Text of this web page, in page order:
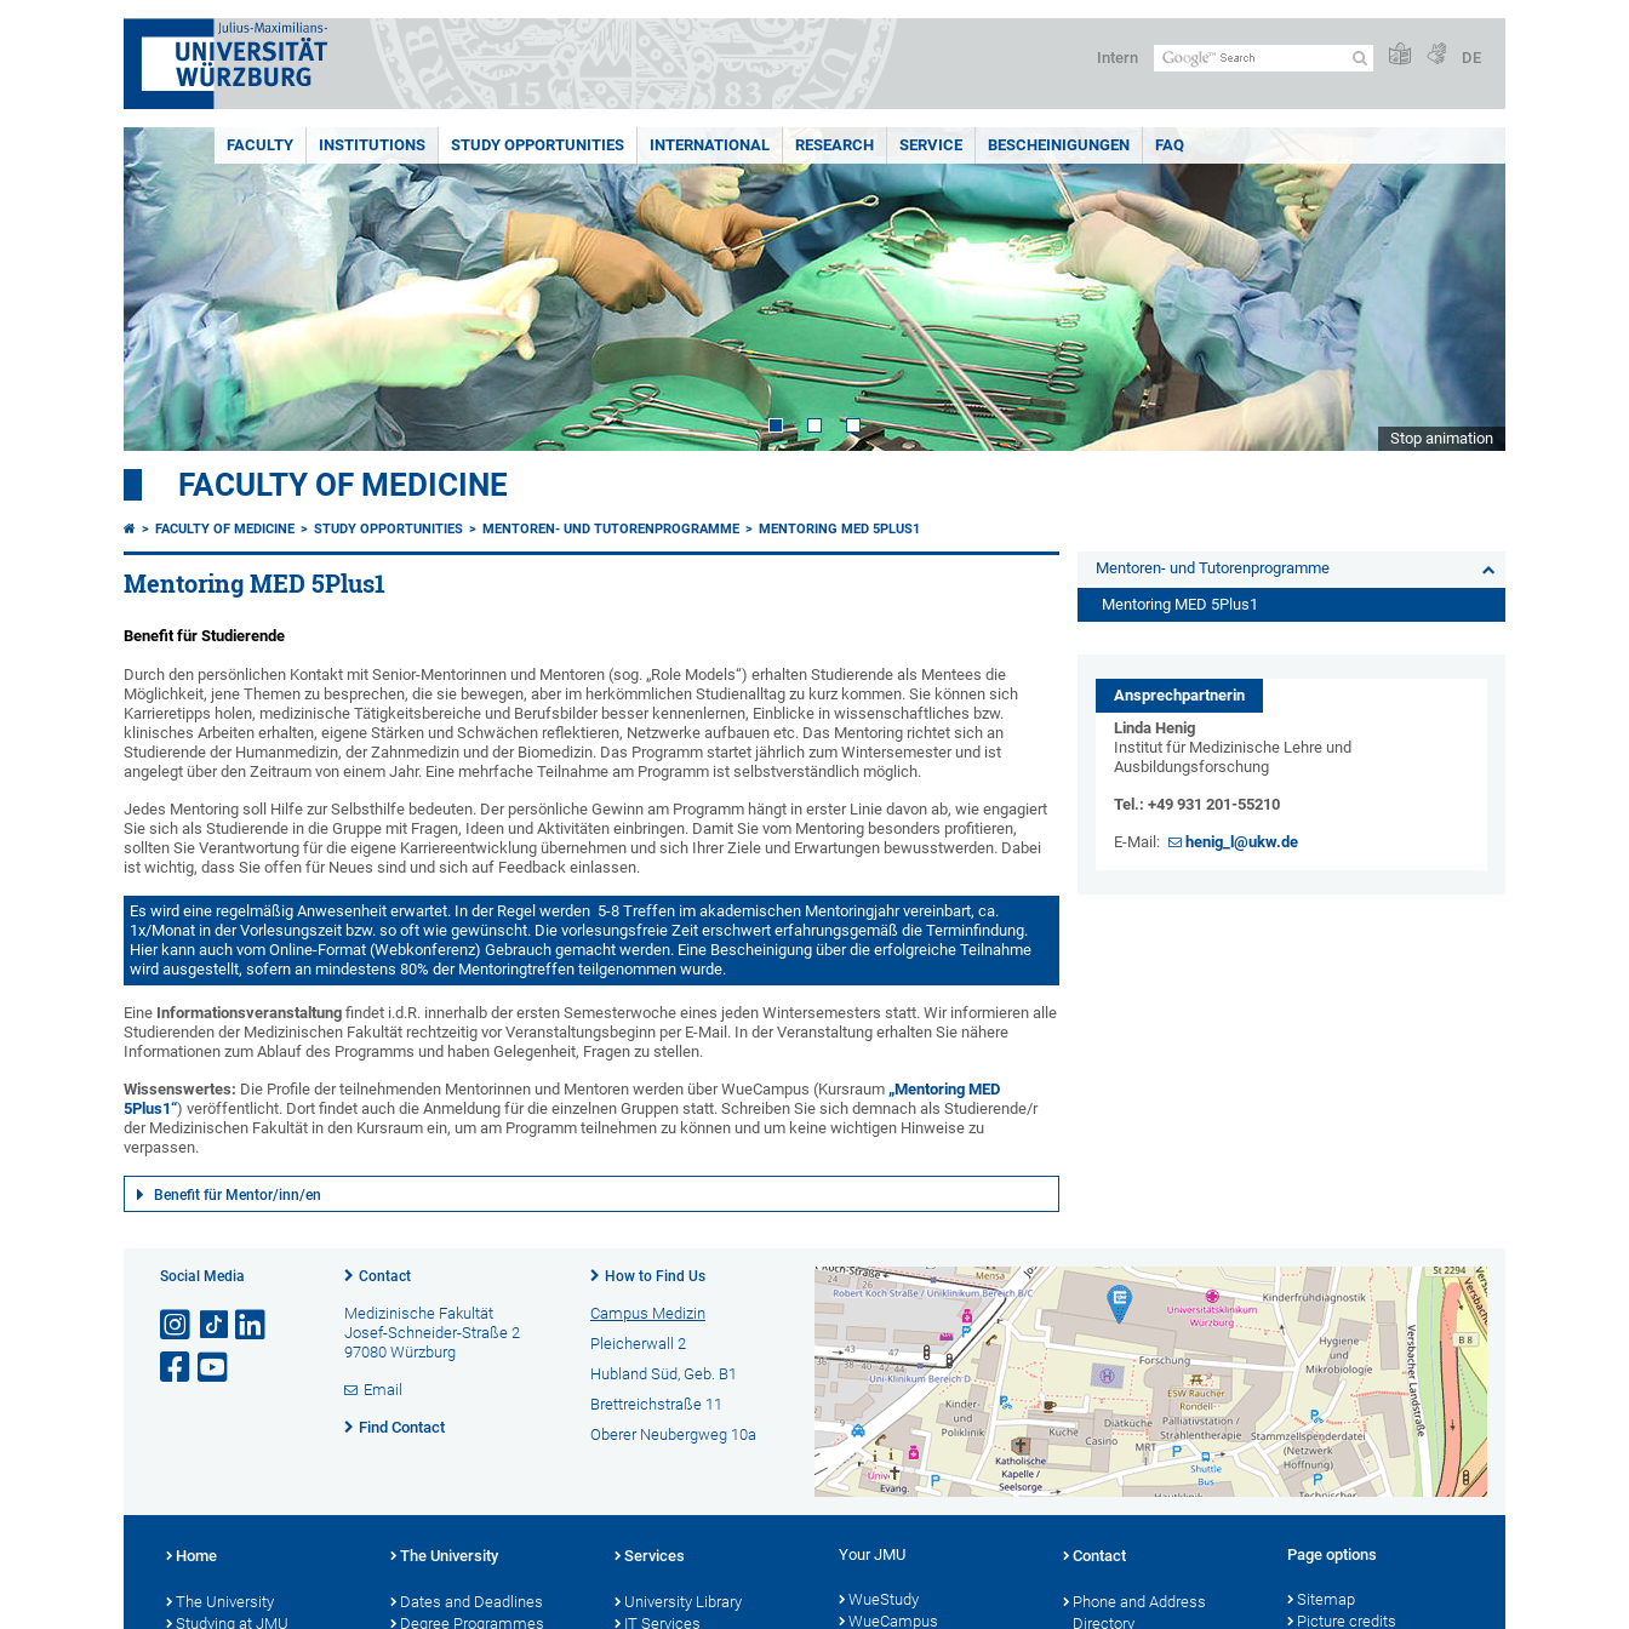
Intern DE
FACULTY INSTITUTIONS STUDY OPPORTUNITIES INTERNATIONAL RESEARCH SERVICE BESCHEINIGUNGEN FAQ
Stop animation
FACULTY OF MEDICINE
FACULTY OF MEDICINE STUDY OPPORTUNITIES MENTOREN- UND TUTORENPROGRAMME MENTORING MED 5PLUS1
Mentoring MED 5Plus1
Benefit für Studierende
Durch den persönlichen Kontakt mit Senior-Mentorinnen und Mentoren (sog. „Role Models“) erhalten Studierende als Mentees die
Möglichkeit, jene Themen zu besprechen, die sie bewegen, aber im herkömmlichen Studienalltag zu kurz kommen. Sie können sich
Karrieretipps holen, medizinische Tätigkeitsbereiche und Berufsbilder besser kennenlernen, Einblicke in wissenschaftliches bzw.
klinisches Arbeiten erhalten, eigene Stärken und Schwächen reflektieren, Netzwerke aufbauen etc. Das Mentoring richtet sich an
Studierende der Humanmedizin, der Zahnmedizin und der Biomedizin. Das Programm startet jährlich zum Wintersemester und ist
angelegt über den Zeitraum von einem Jahr. Eine mehrfache Teilnahme am Programm ist selbstverständlich möglich.
Jedes Mentoring soll Hilfe zur Selbsthilfe bedeuten. Der persönliche Gewinn am Programm hängt in erster Linie davon ab, wie engagiert
Sie sich als Studierende in die Gruppe mit Fragen, Ideen und Aktivitäten einbringen. Damit Sie vom Mentoring besonders profitieren,
sollten Sie Verantwortung für die eigene Karriereentwicklung übernehmen und sich Ihrer Ziele und Erwartungen bewusstwerden. Dabei
ist wichtig, dass Sie offen für Neues sind und sich auf Feedback einlassen.
Es wird eine regelmäßig Anwesenheit erwartet. In der Regel werden 5-8 Treffen im akademischen Mentoringjahr vereinbart, ca.
1x/Monat in der Vorlesungszeit bzw. so oft wie gewünscht. Die vorlesungsfreie Zeit erschwert erfahrungsgemäß die Terminfindung.
Hier kann auch vom Online-Format (Webkonferenz) Gebrauch gemacht werden. Eine Bescheinigung über die erfolgreiche Teilnahme
wird ausgestellt, sofern an mindestens 80% der Mentoringtreffen teilgenommen wurde.
Eine Informationsveranstaltung findet i.d.R. innerhalb der ersten Semesterwoche eines jeden Wintersemesters statt. Wir informieren alle
Studierenden der Medizinischen Fakultät rechtzeitig vor Veranstaltungsbeginn per E-Mail. In der Veranstaltung erhalten Sie nähere
Informationen zum Ablauf des Programms und haben Gelegenheit, Fragen zu stellen.
Wissenswertes: Die Profile der teilnehmenden Mentorinnen und Mentoren werden über WueCampus (Kursraum „Mentoring MED
5Plus1“) veröffentlicht. Dort findet auch die Anmeldung für die einzelnen Gruppen statt. Schreiben Sie sich demnach als Studierende/r
der Medizinischen Fakultät in den Kursraum ein, um am Programm teilnehmen zu können und um keine wichtigen Hinweise zu
verpassen.
Benefit für Mentor/inn/en
Mentoren- und Tutorenprogramme
Mentoring MED 5Plus1
Ansprechpartnerin
Linda Henig
Institut für Medizinische Lehre und
Ausbildungsforschung
Tel.: +49 931 201-55210
E-Mail: henig_l@ukw.de
Social Media Contact
Medizinische Fakultät
Josef-Schneider-Straße 2
97080 Würzburg
Email
Find Contact
How to Find Us
Campus Medizin
Pleicherwall 2
Hubland Süd, Geb. B1
Brettreichstraße 11
Oberer Neubergweg 10a
Home
The University
Studying at JMU
The University
Dates and Deadlines
Degree Programmes
Services
University Library
IT Services
Your JMU
WueStudy
WueCampus
Contact
Phone and Address
Directory
Page options
Sitemap
Picture credits